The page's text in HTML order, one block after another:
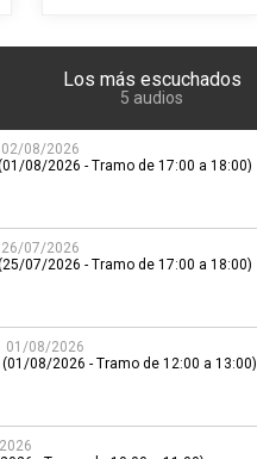
Los más escuchados
5 audios
02/08/2026
08/2026 - Tramo de 17:00 a 18:00)
26/07/2026
07/2026 - Tramo de 17:00 a 18:00)
01/08/2026
08/2026 - Tramo de 12:00 a 13:00)